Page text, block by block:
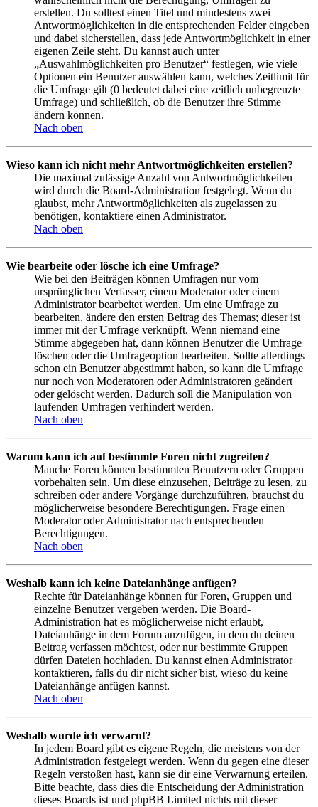
erstellen. Du solltest einen Titel und mindestens zwei
Antwortmöglichkeiten in die entsprechenden Felder eingeben
und dabei sicherstellen, dass jede Antwortmöglichkeit in einer
eigenen Zeile steht. Du kannst auch unter
„Auswahlmöglichkeiten pro Benutzer“ festlegen, wie viele
Optionen ein Benutzer auswählen kann, welches Zeitlimit für
die Umfrage gilt (0 bedeutet dabei eine zeitlich unbegrenzte
Umfrage) und schließlich, ob die Benutzer ihre Stimme
ändern können.
Nach oben
Wieso kann ich nicht mehr Antwortmöglichkeiten erstellen?
Die maximal zulässige Anzahl von Antwortmöglichkeiten
wird durch die Board-Administration festgelegt. Wenn du
glaubst, mehr Antwortmöglichkeiten als zugelassen zu
benötigen, kontaktiere einen Administrator.
Nach oben
Wie bearbeite oder lösche ich eine Umfrage?
Wie bei den Beiträgen können Umfragen nur vom
ursprünglichen Verfasser, einem Moderator oder einem
Administrator bearbeitet werden. Um eine Umfrage zu
bearbeiten, ändere den ersten Beitrag des Themas; dieser ist
immer mit der Umfrage verknüpft. Wenn niemand eine
Stimme abgegeben hat, dann können Benutzer die Umfrage
löschen oder die Umfrageoption bearbeiten. Sollte allerdings
schon ein Benutzer abgestimmt haben, so kann die Umfrage
nur noch von Moderatoren oder Administratoren geändert
oder gelöscht werden. Dadurch soll die Manipulation von
laufenden Umfragen verhindert werden.
Nach oben
Warum kann ich auf bestimmte Foren nicht zugreifen?
Manche Foren können bestimmten Benutzern oder Gruppen
vorbehalten sein. Um diese einzusehen, Beiträge zu lesen, zu
schreiben oder andere Vorgänge durchzuführen, brauchst du
möglicherweise besondere Berechtigungen. Frage einen
Moderator oder Administrator nach entsprechenden
Berechtigungen.
Nach oben
Weshalb kann ich keine Dateianhänge anfügen?
Rechte für Dateianhänge können für Foren, Gruppen und
einzelne Benutzer vergeben werden. Die Board-
Administration hat es möglicherweise nicht erlaubt,
Dateianhänge in dem Forum anzufügen, in dem du deinen
Beitrag verfassen möchtest, oder nur bestimmte Gruppen
dürfen Dateien hochladen. Du kannst einen Administrator
kontaktieren, falls du dir nicht sicher bist, wieso du keine
Dateianhänge anfügen kannst.
Nach oben
Weshalb wurde ich verwarnt?
In jedem Board gibt es eigene Regeln, die meistens von der
Administration festgelegt werden. Wenn du gegen eine dieser
Regeln verstoßen hast, kann sie dir eine Verwarnung erteilen.
Bitte beachte, dass dies die Entscheidung der Administration
dieses Boards ist und phpBB Limited nichts mit dieser